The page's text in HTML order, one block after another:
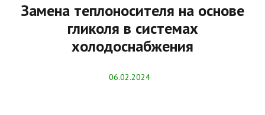
Замена теплоносителя на основе
гликоля в системах
холодоснабжения
06.02.2024